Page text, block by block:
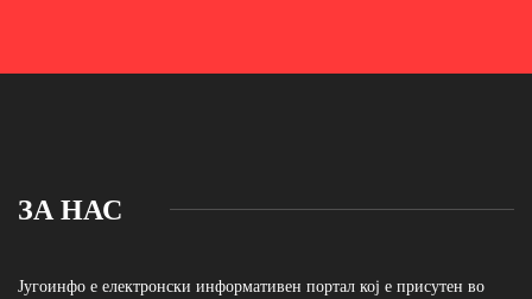
ЗА НАС
Југоинфо е електронски информативен портал кој е присутен во